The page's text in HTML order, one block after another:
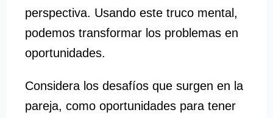
perspectiva. Usando este truco mental,
podemos transformar los problemas en
oportunidades.
Considera los desafíos que surgen en la
pareja, como oportunidades para tener